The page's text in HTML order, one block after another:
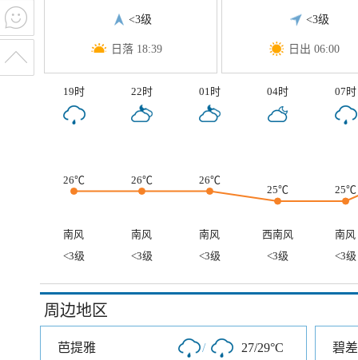
<3级
日落 18:39
<3级
日出 06:00
19时 22时 01时 04时 07时
26℃ 26℃
26℃
25℃
25℃
南风 南风 南风 西南风
南风
<3级
<3级 <3级 <3级 <3级
周边地区
芭提雅 / 27/29°C 碧